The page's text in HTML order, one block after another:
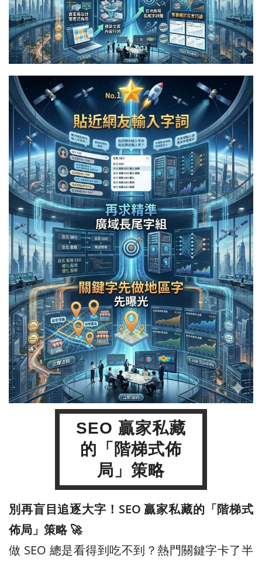
SEO 贏家私藏
的「階梯式佈
局」策略
別再盲目追逐大字！SEO 贏家私藏的「階梯式
佈局」策略 🚀
做 SEO 總是看得到吃不到？熱門關鍵字卡了半